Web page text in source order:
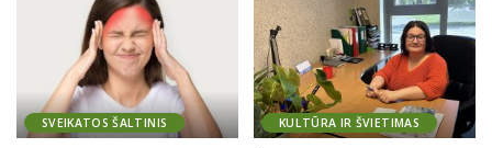
SVEIKATOS ŠALTINIS KULTŪRA IR ŠVIETIMAS